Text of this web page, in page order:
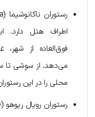
اطراف هتل دارد.
فوق‌العاده از شهر،
می‌دهد. از سوشی تا
محلی را در این